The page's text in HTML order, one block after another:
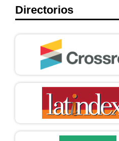
Directorios